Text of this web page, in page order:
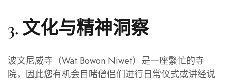
3. 文化与精神洞察
波文尼威寺（Wat Bowon Niwet）是一座繁忙的寺
院，因此您有机会目睹僧侣们进行日常仪式或讲经说